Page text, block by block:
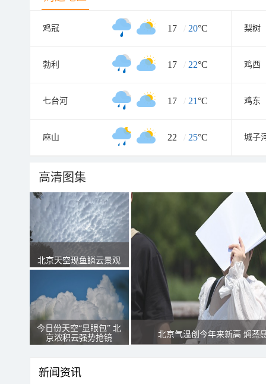
鸡冠 17 / 20°C 梨树
勃利 17 / 22°C 鸡西
七台河 17 / 21°C 鸡东
麻山 22 / 25°C 城子
高清图集
北京天空现鱼鳞云景观
今日份天空“显眼包” 北
京浓积云强势抢镜
北京气温创今年来新高 焖蒸
新闻资讯